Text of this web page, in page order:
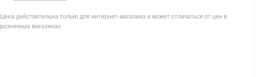
Цена действительна только для интернет-магазина и может отличаться от цен в
розничных магазинах